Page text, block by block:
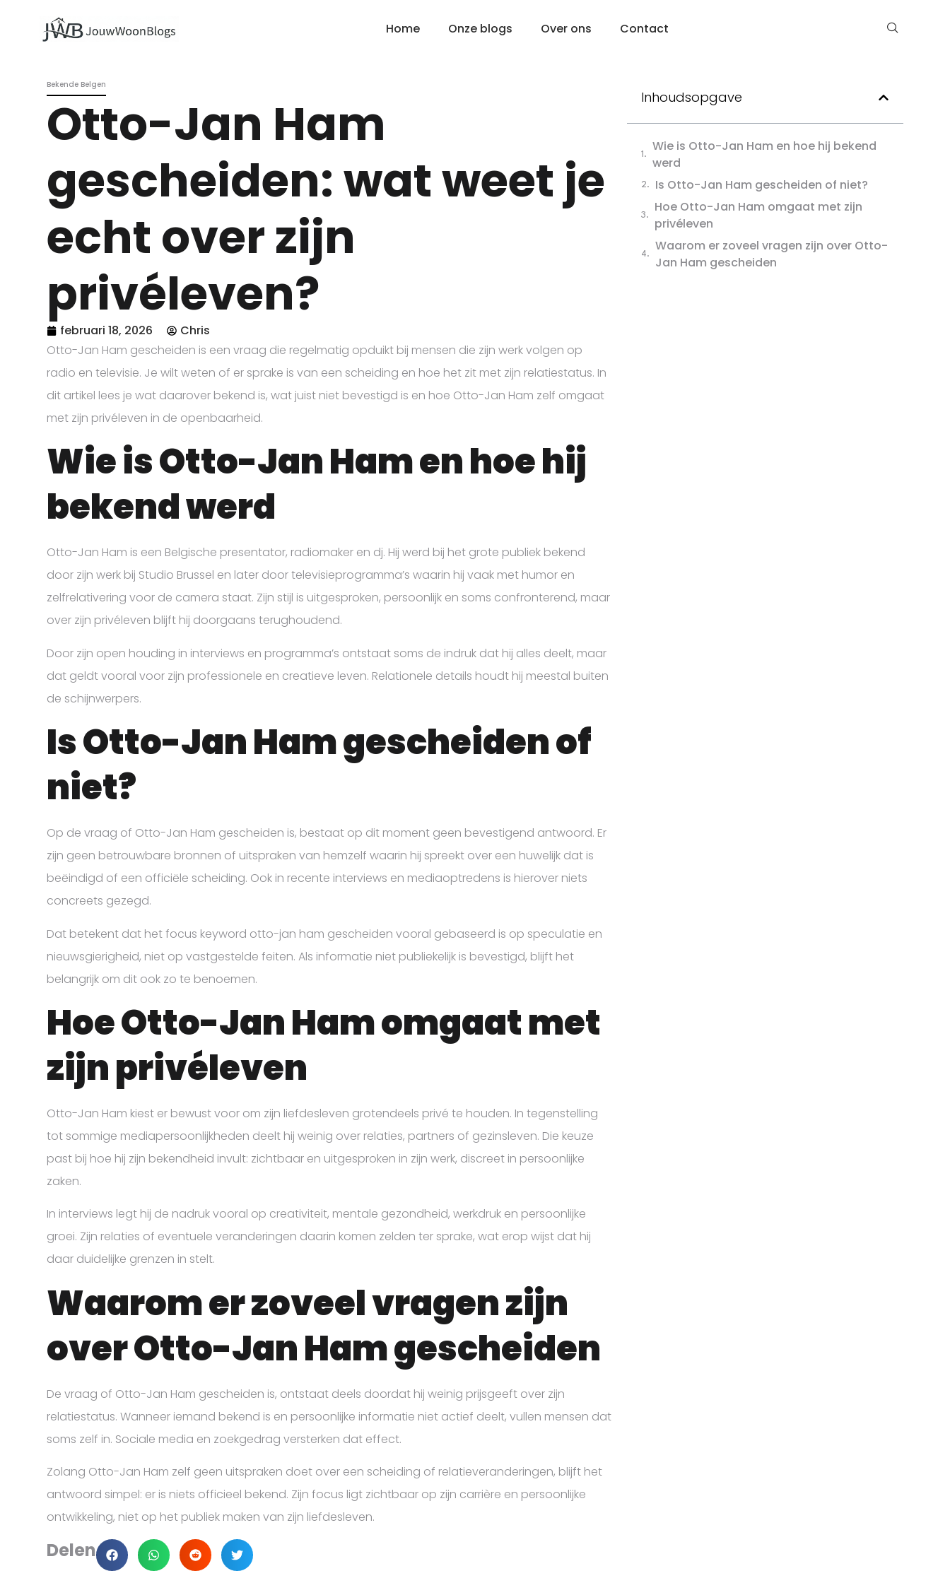
Home Onze blogs Over ons Contact
Bekende Belgen
Otto-Jan Ham
gescheiden: wat weet je
echt over zijn
privéleven?
februari 18, 2026
Chris
Otto-Jan Ham gescheiden is een vraag die regelmatig opduikt bij mensen die zijn werk volgen op
radio en televisie. Je wilt weten of er sprake is van een scheiding en hoe het zit met zijn relatiestatus. In
dit artikel lees je wat daarover bekend is, wat juist niet bevestigd is en hoe Otto-Jan Ham zelf omgaat
met zijn privéleven in de openbaarheid.
Wie is Otto-Jan Ham en hoe hij
bekend werd
Otto-Jan Ham is een Belgische presentator, radiomaker en dj. Hij werd bij het grote publiek bekend
door zijn werk bij Studio Brussel en later door televisieprogramma’s waarin hij vaak met humor en
zelfrelativering voor de camera staat. Zijn stijl is uitgesproken, persoonlijk en soms confronterend, maar
over zijn privéleven blijft hij doorgaans terughoudend.
Door zijn open houding in interviews en programma’s ontstaat soms de indruk dat hij alles deelt, maar
dat geldt vooral voor zijn professionele en creatieve leven. Relationele details houdt hij meestal buiten
de schijnwerpers.
Is Otto-Jan Ham gescheiden of
niet?
Op de vraag of Otto-Jan Ham gescheiden is, bestaat op dit moment geen bevestigend antwoord. Er
zijn geen betrouwbare bronnen of uitspraken van hemzelf waarin hij spreekt over een huwelijk dat is
beëindigd of een officiële scheiding. Ook in recente interviews en mediaoptredens is hierover niets
concreets gezegd.
Dat betekent dat het focus keyword otto-jan ham gescheiden vooral gebaseerd is op speculatie en
nieuwsgierigheid, niet op vastgestelde feiten. Als informatie niet publiekelijk is bevestigd, blijft het
belangrijk om dit ook zo te benoemen.
Hoe Otto-Jan Ham omgaat met
zijn privéleven
Otto-Jan Ham kiest er bewust voor om zijn liefdesleven grotendeels privé te houden. In tegenstelling
tot sommige mediapersoonlijkheden deelt hij weinig over relaties, partners of gezinsleven. Die keuze
past bij hoe hij zijn bekendheid invult: zichtbaar en uitgesproken in zijn werk, discreet in persoonlijke
zaken.
In interviews legt hij de nadruk vooral op creativiteit, mentale gezondheid, werkdruk en persoonlijke
groei. Zijn relaties of eventuele veranderingen daarin komen zelden ter sprake, wat erop wijst dat hij
daar duidelijke grenzen in stelt.
Waarom er zoveel vragen zijn
over Otto-Jan Ham gescheiden
De vraag of Otto-Jan Ham gescheiden is, ontstaat deels doordat hij weinig prijsgeeft over zijn
relatiestatus. Wanneer iemand bekend is en persoonlijke informatie niet actief deelt, vullen mensen dat
soms zelf in. Sociale media en zoekgedrag versterken dat effect.
Zolang Otto-Jan Ham zelf geen uitspraken doet over een scheiding of relatieveranderingen, blijft het
antwoord simpel: er is niets officieel bekend. Zijn focus ligt zichtbaar op zijn carrière en persoonlijke
ontwikkeling, niet op het publiek maken van zijn liefdesleven.
Delen
Inhoudsopgave
Wie is Otto-Jan Ham en hoe hij bekend
werd
Is Otto-Jan Ham gescheiden of niet?
Hoe Otto-Jan Ham omgaat met zijn
privéleven
Waarom er zoveel vragen zijn over Otto-
Jan Ham gescheiden